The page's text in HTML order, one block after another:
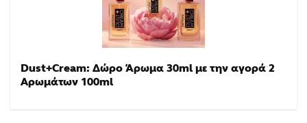
Dust+Cream: Δώρο Άρωμα 30ml με την αγορά 2
Αρωμάτων 100ml